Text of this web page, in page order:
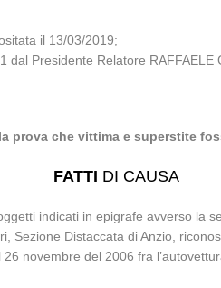
il 13/03/2019;
Presidente Relatore RAFFAELE
prova che vittima e superstite
FATTI DI CAUSA
indicati in epigrafe avverso la
Distaccata di Anzio,
novembre del 2006 fra